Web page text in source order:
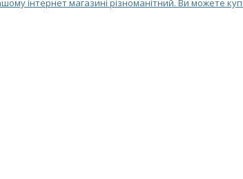
інтернет магазині різноманітний. Ви можете